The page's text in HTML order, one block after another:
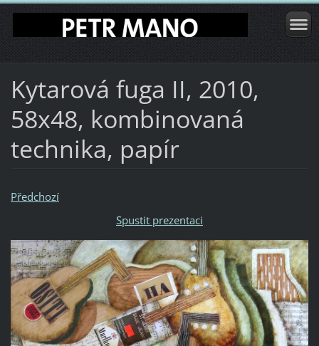
Kytarová fuga II, 2010,
58x48, kombinovaná
technika, papír
Předchozí
Spustit prezentaci